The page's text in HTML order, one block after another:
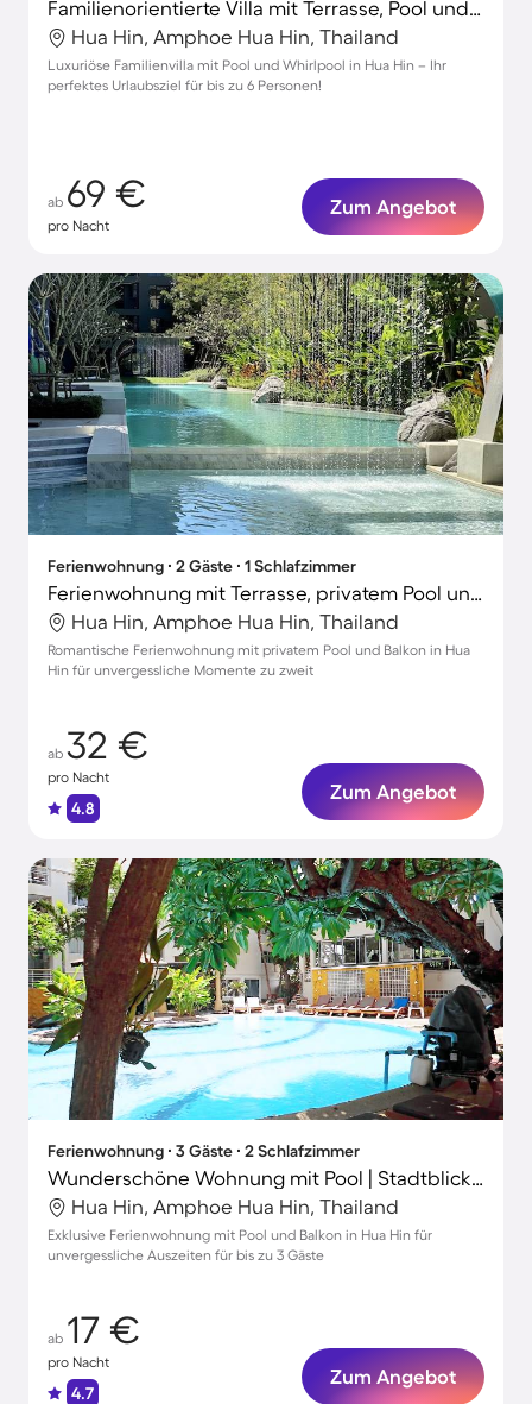
Familienorientierte Villa mit Terrasse, Pool und Whirlpool
Hua Hin, Amphoe Hua Hin, Thailand
Luxuriöse Familienvilla mit Pool und Whirlpool in Hua Hin – Ihr
perfektes Urlaubsziel für bis zu 6 Personen!
ab 69 €
pro Nacht
Zum Angebot
Ferienwohnung ∙ 2 Gäste ∙ 1 Schlafzimmer
Ferienwohnung mit Terrasse, privatem Pool und Garten | Ideal für Homeoffice
Hua Hin, Amphoe Hua Hin, Thailand
Romantische Ferienwohnung mit privatem Pool und Balkon in Hua
Hin für unvergessliche Momente zu zweit
ab 32 €
pro Nacht
4.8
Zum Angebot
Ferienwohnung ∙ 3 Gäste ∙ 2 Schlafzimmer
Wunderschöne Wohnung mit Pool | Stadtblick | Nah am Strand
Hua Hin, Amphoe Hua Hin, Thailand
Exklusive Ferienwohnung mit Pool und Balkon in Hua Hin für
unvergessliche Auszeiten für bis zu 3 Gäste
ab 17 €
pro Nacht
4.7
Zum Angebot